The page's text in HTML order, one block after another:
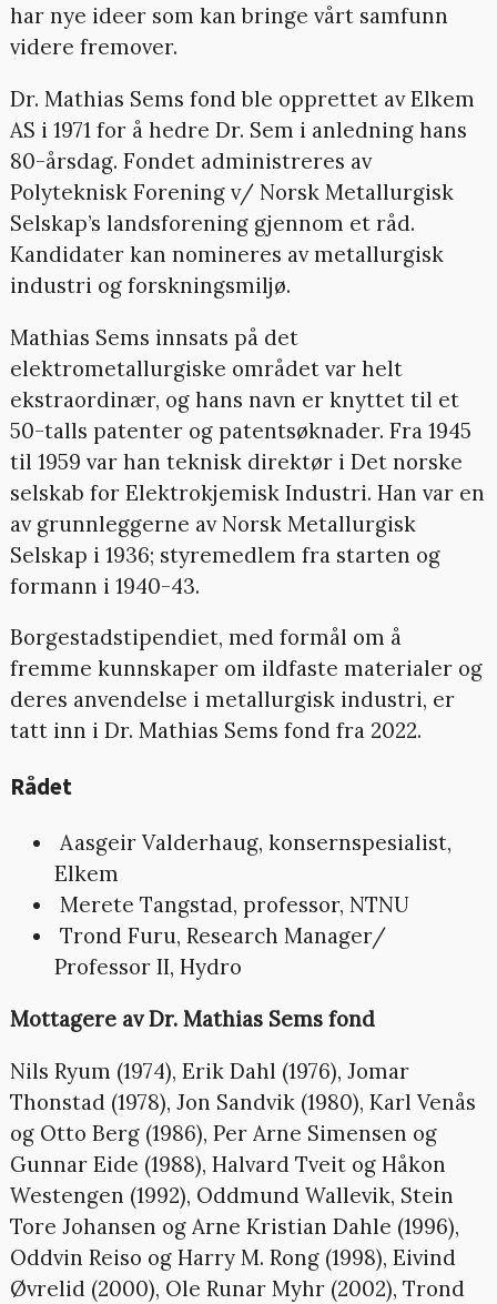
har nye ideer som kan bringe vårt samfunn
videre fremover.
Dr. Mathias Sems fond ble opprettet av Elkem
AS i 1971 for å hedre Dr. Sem i anledning hans
80-årsdag. Fondet administreres av
Polyteknisk Forening v/ Norsk Metallurgisk
Selskap’s landsforening gjennom et råd.
Kandidater kan nomineres av metallurgisk
industri og forskningsmiljø.
Mathias Sems innsats på det
elektrometallurgiske området var helt
ekstraordinær, og hans navn er knyttet til et
50-talls patenter og patentsøknader. Fra 1945
til 1959 var han teknisk direktør i Det norske
selskab for Elektrokjemisk Industri. Han var en
av grunnleggerne av Norsk Metallurgisk
Selskap i 1936; styremedlem fra starten og
formann i 1940-43.
Borgestadstipendiet, med formål om å
fremme kunnskaper om ildfaste materialer og
deres anvendelse i metallurgisk industri, er
tatt inn i Dr. Mathias Sems fond fra 2022.
Rådet
Aasgeir Valderhaug, konsernspesialist,
Elkem
Merete Tangstad, professor, NTNU
Trond Furu, Research Manager/
Professor II, Hydro
Mottagere av Dr. Mathias Sems fond
Nils Ryum (1974), Erik Dahl (1976), Jomar
Thonstad (1978), Jon Sandvik (1980), Karl Venås
og Otto Berg (1986), Per Arne Simensen og
Gunnar Eide (1988), Halvard Tveit og Håkon
Westengen (1992), Oddmund Wallevik, Stein
Tore Johansen og Arne Kristian Dahle (1996),
Oddvin Reiso og Harry M. Rong (1998), Eivind
Øvrelid (2000), Ole Runar Myhr (2002), Trond